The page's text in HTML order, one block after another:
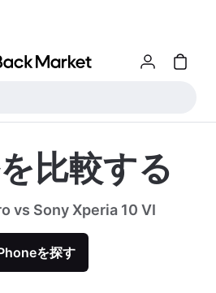
比較する
vs Sony Xperia 10 VI
を探す